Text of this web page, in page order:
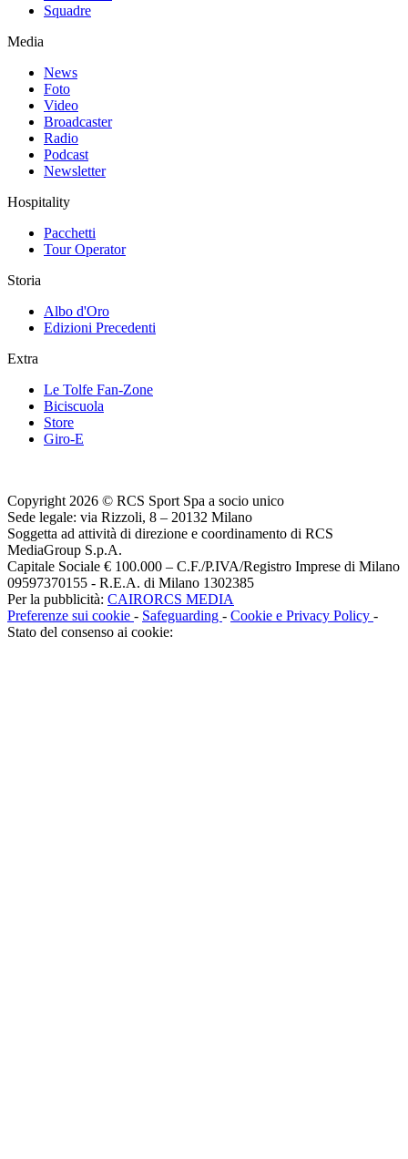
Squadre
Media
News
Foto
Video
Broadcaster
Radio
Podcast
Newsletter
Hospitality
Pacchetti
Tour Operator
Storia
Albo d'Oro
Edizioni Precedenti
Extra
Le Tolfe Fan-Zone
Biciscuola
Store
Giro-E
Copyright 2026 © RCS Sport Spa a socio unico
Sede legale: via Rizzoli, 8 – 20132 Milano
Soggetta ad attività di direzione e coordinamento di RCS
MediaGroup S.p.A.
Capitale Sociale € 100.000 – C.F./P.IVA/Registro Imprese di Milano
09597370155 - R.E.A. di Milano 1302385
Per la pubblicità: CAIRORCS MEDIA
Preferenze sui cookie - Safeguarding - Cookie e Privacy Policy -
Stato del consenso ai cookie: